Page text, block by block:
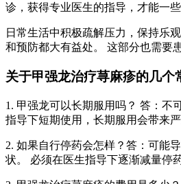
诊，获得专业医生的指导，才能一些
日常生活中积极疏解压力，保持乐
和预防都大有益处。 这部分也需要
关于甲强龙治疗荨麻疹的几个
1. 甲强龙可以长期服用吗？ 答：不
指导下短期使用，长期服用会带来严
2. 如果自行停药会怎样？答：可能
状。 必须在医生指导下逐渐减量停药